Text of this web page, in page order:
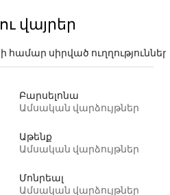
վայրեր
սիրված ուղղություններ
Բարսելոնա
Ամսական վարձույթներ
Աթենք
Ամսական վարձույթներ
Մոնրեալ
Ամսական վարձույթներ